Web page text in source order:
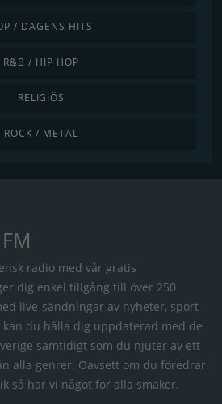
/ DAGENS HITS
R&B / HIP HOP
RELIGIÖS
ROCK / METAL
radio med vår gratis
dig enkel tillgång till över 250
live-sändningar av nyheter, sport
du hålla dig uppdaterad med de
samtidigt som du njuter av ett
alla genrer. Oavsett om du föredrar
så har vi något för alla smaker.